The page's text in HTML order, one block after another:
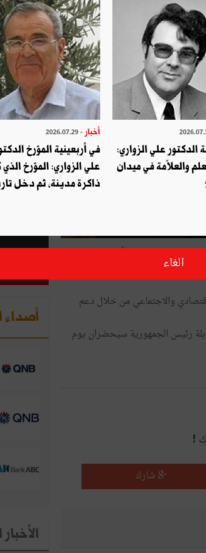
معاضدة منظمة الأمم المتحدة
والاقتصادي في تونس، مبرزا
والاجتماعي من خلال دعم
رئيس الجمهورية سيحضران يوم
!
شارك
الدكتور علي الزواري:
والعلاّمة في ميدان
أخبار - 2026.07.29
في أربعينية المؤرخ
علي الزواري: المؤرخ
ذاكرة مدينة، ثم دخل
الغاء